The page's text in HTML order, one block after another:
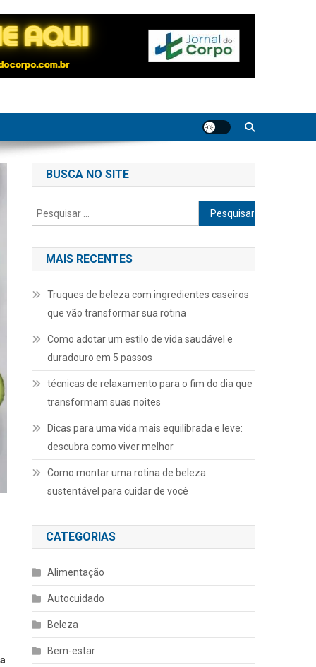
BUSCA NO SITE
Pesquisar
por:
MAIS RECENTES
Truques de beleza com ingredientes caseiros
que vão transformar sua rotina
Como adotar um estilo de vida saudável e
duradouro em 5 passos
técnicas de relaxamento para o fim do dia que
transformam suas noites
Dicas para uma vida mais equilibrada e leve:
descubra como viver melhor
Como montar uma rotina de beleza
sustentável para cuidar de você
CATEGORIAS
Alimentação
Autocuidado
Beleza
Bem-estar